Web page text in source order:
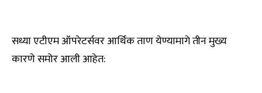
सध्या एटीएम ऑपरेटर्सवर आर्थिक ताण येण्यामागे तीन मुख्य
कारणे समोर आली आहेत: